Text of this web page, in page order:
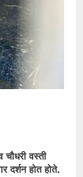
वस्ती
दर्शन होत होते.